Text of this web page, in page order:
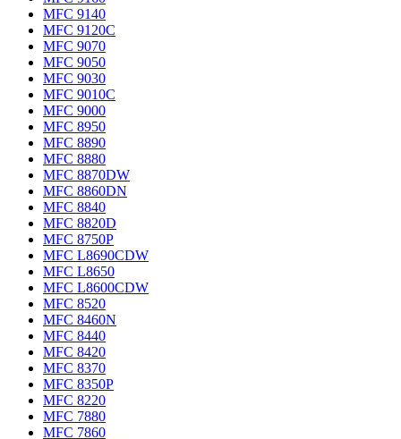
MFC 9140
MFC 9120C
MFC 9070
MFC 9050
MFC 9030
MFC 9010C
MFC 9000
MFC 8950
MFC 8890
MFC 8880
MFC 8870DW
MFC 8860DN
MFC 8840
MFC 8820D
MFC 8750P
MFC L8690CDW
MFC L8650
MFC L8600CDW
MFC 8520
MFC 8460N
MFC 8440
MFC 8420
MFC 8370
MFC 8350P
MFC 8220
MFC 7880
MFC 7860